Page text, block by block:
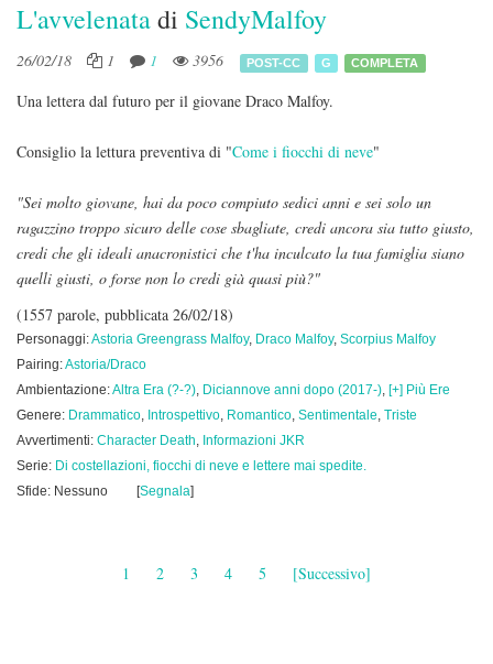
L'avvelenatadi SendyMalfoy
26/02/18 1 1 3956 POST-CC G COMPLETA
Una lettera dal futuro per il giovane Draco Malfoy.
Consiglio la lettura preventiva di "Come i fiocchi di neve"
"Sei molto giovane, hai da poco compiuto sedici anni e sei solo un
ragazzino troppo sicuro delle cose sbagliate, credi ancora sia tutto giusto,
credi che gli ideali anacronistici che t'ha inculcato la tua famiglia siano
quelli giusti, o forse non lo credi già quasi più?"
(1557 parole, pubblicata 26/02/18)
Personaggi:Astoria Greengrass Malfoy, Draco Malfoy, Scorpius Malfoy
Pairing:Astoria/Draco
Ambientazione:Altra Era (?-?), Diciannove anni dopo (2017-), [+] Più Ere
Genere: Drammatico, Introspettivo, Romantico, Sentimentale, Triste
Avvertimenti: Character Death, Informazioni JKR
Serie: Di costellazioni, fiocchi di neve e lettere mai spedite.
Sfide: Nessuno
[Segnala]
1 2 3 4 5 [Successivo]